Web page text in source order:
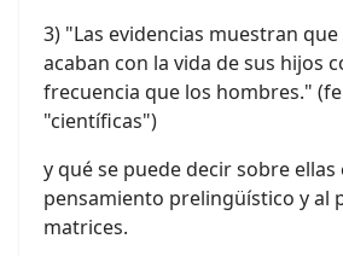
3) "Las evidencias muestran
acaban con la vida de sus hijos
frecuencia que los hombres."
"científicas")
y qué se puede decir sobre ellas
pensamiento prelingüístico y al
matrices.